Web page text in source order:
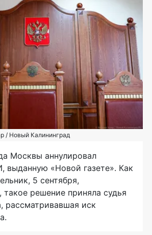
/ Новый Калининград
Москвы аннулировал
выданную «Новой газете». Как
5 сентября,
такое решение приняла судья
рассматривавшая иск